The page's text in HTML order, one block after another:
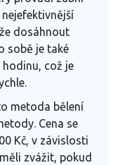
dosáhnout
sobě je také
což je
metoda bělení
Cena se
Kč, v závislosti
zvážit, pokud